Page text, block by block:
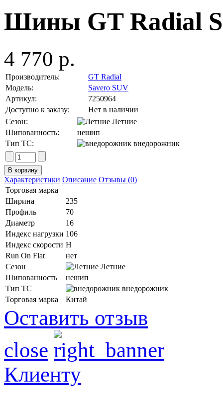
Шины GT Radial
4 770 р.
Производитель:
GT Radial
Модель:
Savero SUV
Артикул:
7250964
Доступно к заказу:
Нет в наличии
Сезон:
Летние
Шипованность:
нешип
Тип ТС:
внедорожник
Характеристики Описание Отзывы (0)
Торговая марка
Ширина
235
Профиль
70
Диаметр
16
Индекс нагрузки 106
Индекс скорости H
Run On Flat
нет
Сезон
Летние
Шипованность
нешип
Тип ТС
внедорожник
Торговая марка
Китай
Оставить отзыв
close
Клиенту